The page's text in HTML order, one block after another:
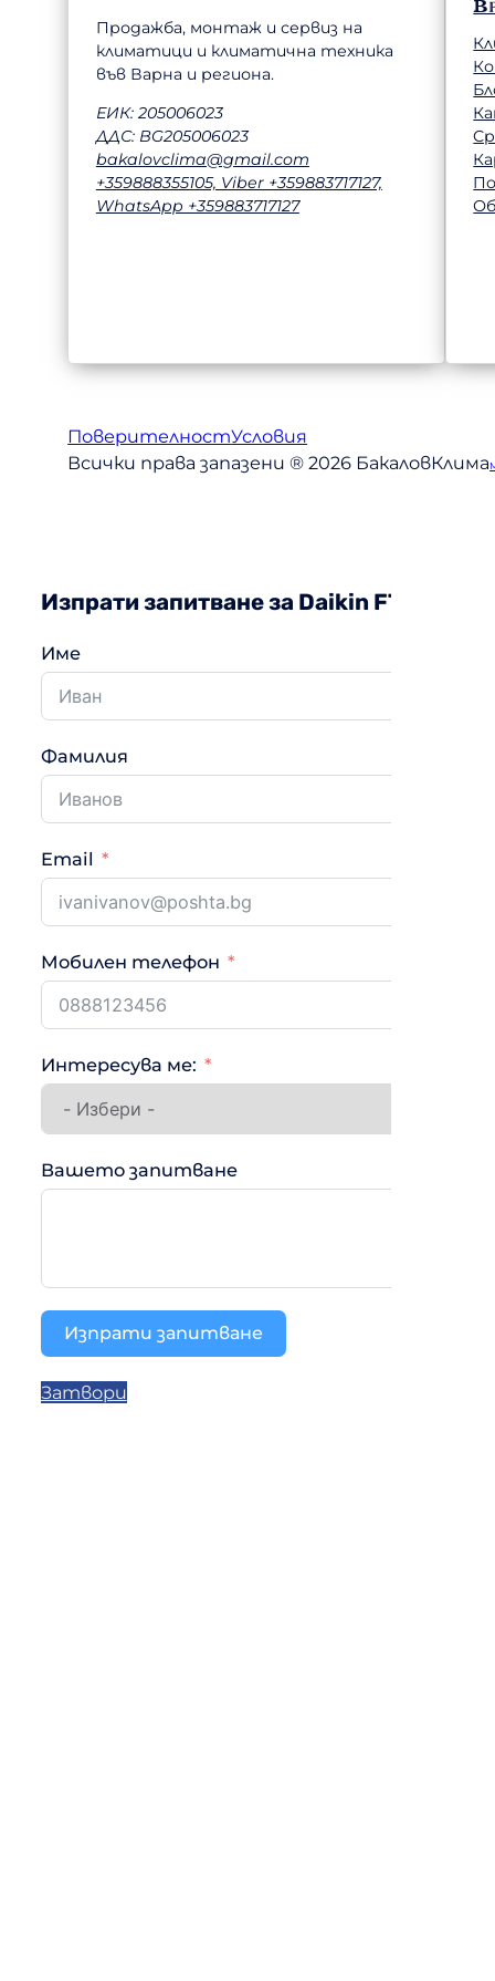
Продажба, монтаж и сервиз на
климатици и климатична техника
във Варна и региона.
ЕИК: 205006023
ДДС: BG205006023
bakalovclima@gmail.com
+359888355105, Viber +359883717127,
WhatsApp +359883717127
ПоверителностУсловия
Всички права запазени ® 2026 БакаловКлима
Изпрати запитване за Daikin
Име
Фамилия
Email
Мобилен телефон
Интересува ме:
Вашето запитване
Изпрати запитване
Затвори